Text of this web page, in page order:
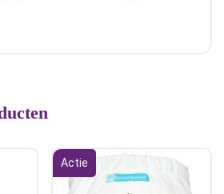
Actie